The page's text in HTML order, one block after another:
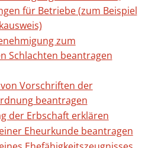
für Betriebe (zum Beispiel
zum
Schlachten beantragen
Vorschriften der
beantragen
der Erbschaft erklären
Eheurkunde beantragen